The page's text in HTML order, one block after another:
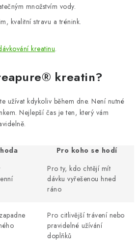
množstvím vody.
kvalitní stravu a trénink.
kreatinu.
kreatin?
užívat kdykoliv během dne. Není nutné
Nejlepší čas je ten, který vám
Pro koho se hodí
Pro ty, kdo chtějí mít
dávku vyřešenou hned
ráno
Pro citlivější trávení nebo
pravidelné užívání
doplňků